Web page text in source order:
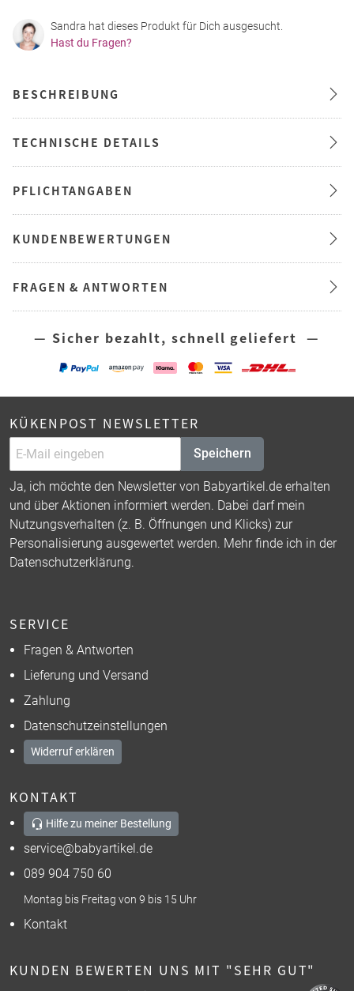
Sandra hat dieses Produkt für Dich ausgesucht.
Hast du Fragen?
BESCHREIBUNG
TECHNISCHE DETAILS
PFLICHTANGABEN
KUNDENBEWERTUNGEN
FRAGEN & ANTWORTEN
— Sicher bezahlt, schnell geliefert —
KÜKENPOST NEWSLETTER
Speichern
Ja, ich möchte den Newsletter von Babyartikel.de erhalten
und über Aktionen informiert werden. Dabei darf mein
Nutzungsverhalten (z. B. Öffnungen und Klicks) zur
Personalisierung ausgewertet werden. Mehr finde ich in der
Datenschutzerklärung.
SERVICE
Fragen & Antworten
Lieferung und Versand
Zahlung
Datenschutzeinstellungen
Widerruf erklären
KONTAKT
Hilfe zu meiner Bestellung
service@babyartikel.de
089 904 750 60
Montag bis Freitag von 9 bis 15 Uhr
Kontakt
KUNDEN BEWERTEN UNS MIT "SEHR GUT"